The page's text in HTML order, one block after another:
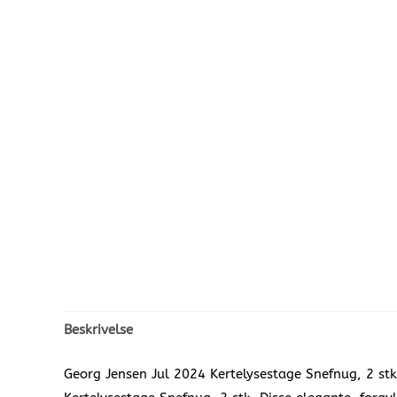
Beskrivelse
Georg Jensen Jul 2024 Kertelysestage Snefnug, 2